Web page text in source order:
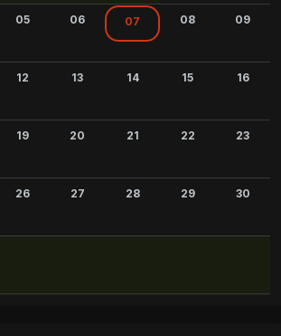
05 06 07 08 09
12 13 14 15 16
19 20 21 22 23
26 27 28 29 30